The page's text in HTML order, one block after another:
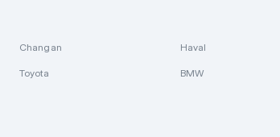
Changan Haval
Toyota BMW